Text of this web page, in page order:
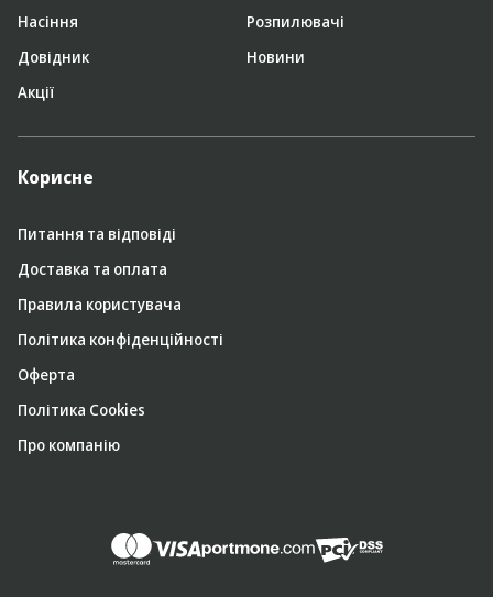
Насіння
Розпилювачі
Довідник
Новини
Акції
Корисне
Питання та відповіді
Доставка та оплата
Правила користувача
Політика конфіденційності
Оферта
Політика Cookies
Про компанію